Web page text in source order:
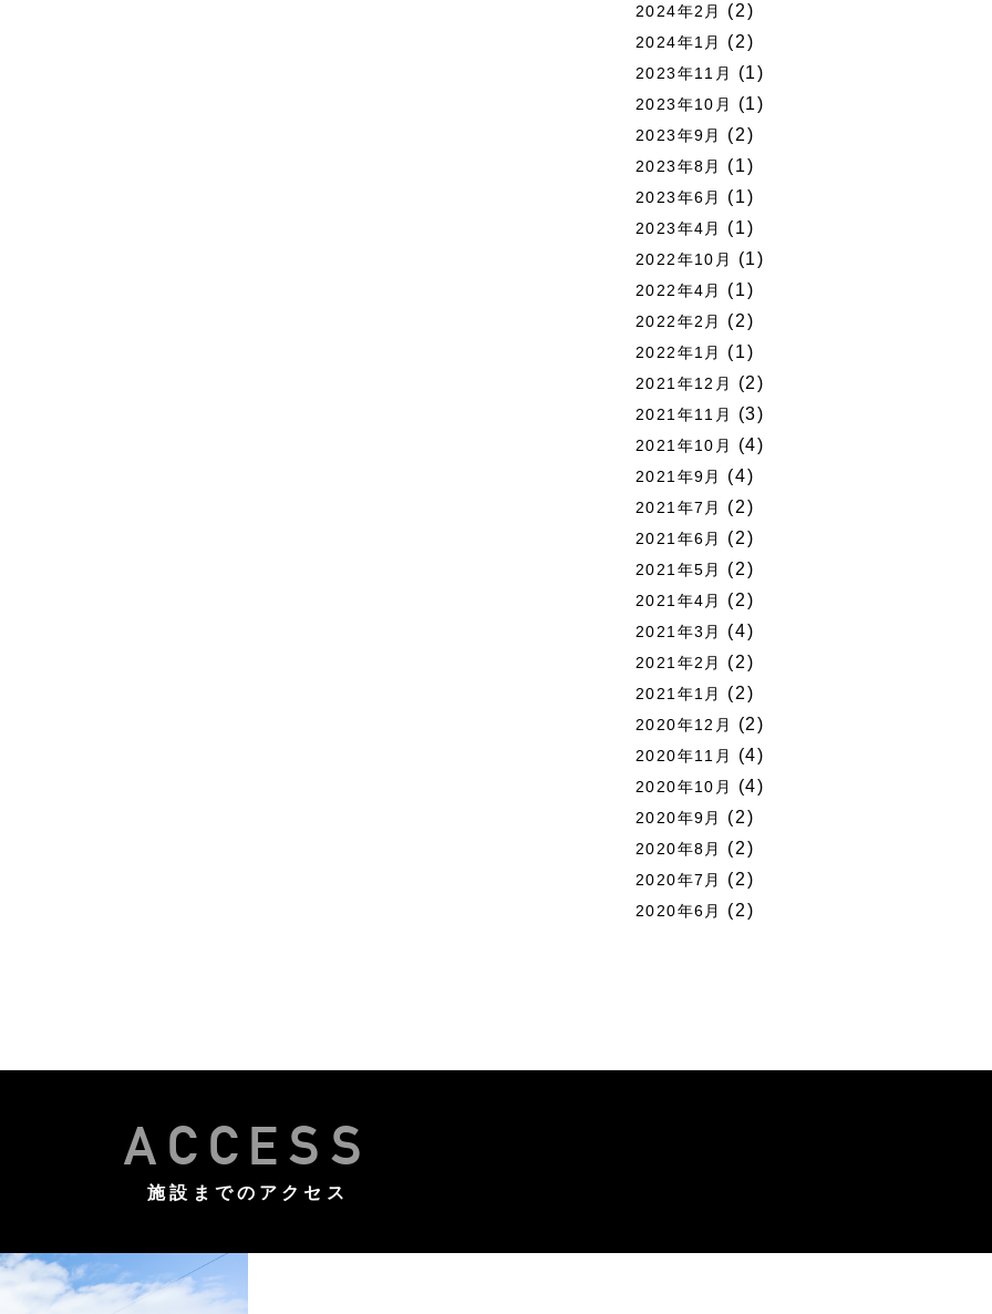
2024年2月 (2)
2024年1月 (2)
2023年11月 (1)
2023年10月 (1)
2023年9月 (2)
2023年8月 (1)
2023年6月 (1)
2023年4月 (1)
2022年10月 (1)
2022年4月 (1)
2022年2月 (2)
2022年1月 (1)
2021年12月 (2)
2021年11月 (3)
2021年10月 (4)
2021年9月 (4)
2021年7月 (2)
2021年6月 (2)
2021年5月 (2)
2021年4月 (2)
2021年3月 (4)
2021年2月 (2)
2021年1月 (2)
2020年12月 (2)
2020年11月 (4)
2020年10月 (4)
2020年9月 (2)
2020年8月 (2)
2020年7月 (2)
2020年6月 (2)
ACCESS
施設までのアクセス